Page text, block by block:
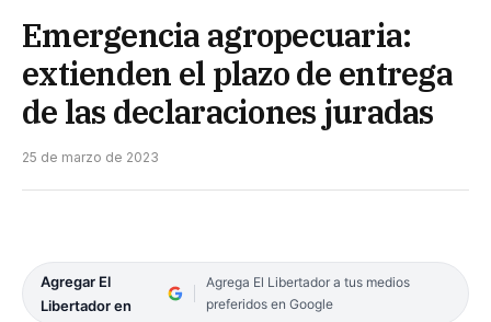
Emergencia agropecuaria:
extienden el plazo de entrega
de las declaraciones juradas
25 de marzo de 2023
Agregar El
Libertador en
Agrega El Libertador a tus medios
preferidos en Google